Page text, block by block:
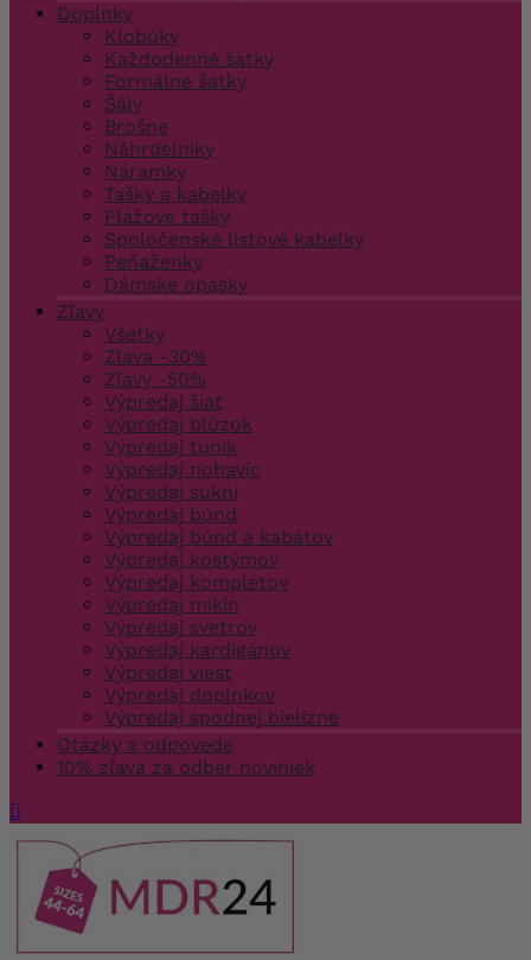
Doplnky
Klobúky
Každodenné šatky
Formálne šatky
Šály
Brošne
Náhrdelníky
Náramky
Tašky a kabelky
Plážové tašky
Spoločenské listové kabelky
Peňaženky
Dámske opasky
Zľavy
Všetky
Zľava -30%
Zľavy -50%
Výpredaj šiat
Výpredaj blúzok
Výpredaj tuník
Výpredaj nohavíc
Výpredaj sukní
Výpredaj búnd
Výpredaj búnd a kabátov
Výpredaj kostýmov
Výpredaj kompletov
Výpredaj mikín
Výpredaj svetrov
Výpredaj kardigánov
Výpredaj viest
Výpredaj doplnkov
Výpredaj spodnej bielizne
Otázky a odpovede
10% zľava za odber noviniek
